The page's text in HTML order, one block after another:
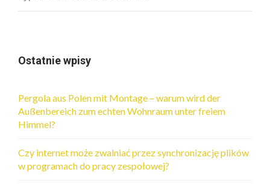
Ostatnie wpisy
Pergola aus Polen mit Montage – warum wird der
Außenbereich zum echten Wohnraum unter freiem
Himmel?
Czy internet może zwalniać przez synchronizację plików
w programach do pracy zespołowej?